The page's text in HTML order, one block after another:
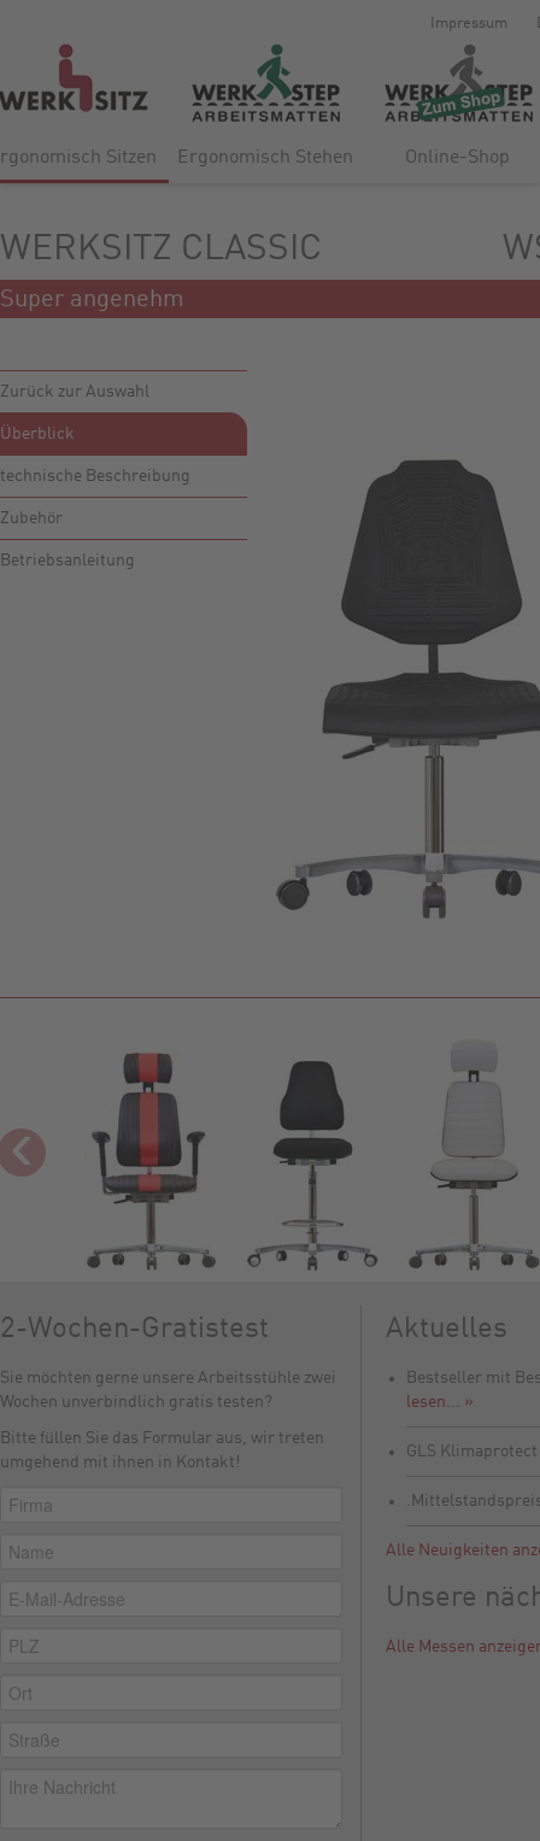
Impressum
Sitzen Ergonomisch Stehen Online-Shop
WERKSITZ CLASSIC
Super angenehm
Zurück zur Auswahl
Überblick
technische Beschreibung
Zubehör
Betriebsanleitung
‹
2-Wochen-Gratistest
Sie möchten gerne unsere Arbeitsstühle zwei
Wochen unverbindlich gratis testen?
Bitte füllen Sie das Formular aus, wir treten
umgehend mit ihnen in Kontakt!
Aktuelles
Bestseller mit
lesen... »
GLS Klimaprotect
Alle Neuigkeiten
Unsere
Alle Messen